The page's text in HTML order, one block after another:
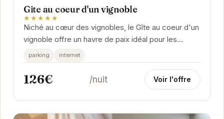
Gîte au coeur d'un vignoble
★★★★★
Niché au cœur des vignobles, le Gîte au coeur d'un
vignoble offre un havre de paix idéal pour les
voyageurs en quête de tranquillité et...
parking internet
126€ /nuit Voir l'offre